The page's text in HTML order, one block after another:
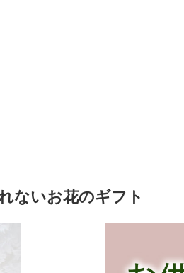
ないお花のギフト